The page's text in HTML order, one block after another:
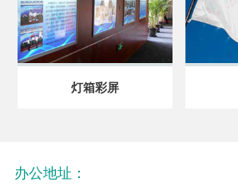
灯箱彩屏
办公地址：